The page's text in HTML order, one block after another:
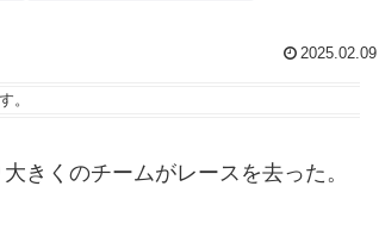
2025.02.09
。
きくのチームがレースを去った。